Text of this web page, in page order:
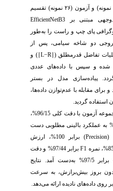
و آزمون (۲۶نمونه) تقسیم
مبتنی بر
EfficientNetB3
پای چپ و راست را به‌طور
دو شاخه سیامی، پس از
تفاضل قدرمطلق (∣
L−R
∣
) و
و سپس با داده‌های عددی
پیاده‌سازی مدل در بستر
مقابله با عدم‌توازن داده‌ها،
گردید.
مدل پیشنهادی در مجموعه آزمون با دقت کلی 96/15%،
عملکرد بالینی مطلوبی دست
Precision
) برابر 100%، ارزش
F1برابر97/44% و دقت
97/5
% به‌دست آمد. نتایج
بروز بیش‌برازش، به سرعت
داده‌های نادیده ارائه می‌دهد.